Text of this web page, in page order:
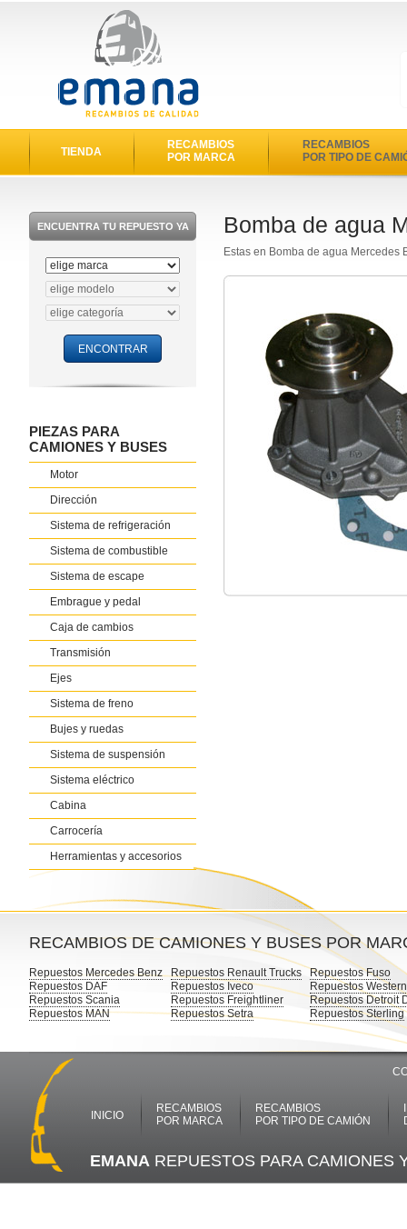
TIENDA
RECAMBIOS
POR MARCA
RECAMBIOS
POR TIPO DE
ENCUENTRA TU REPUESTO YA
PIEZAS PARA
CAMIONES Y BUSES
Motor
Dirección
Sistema de refrigeración
Sistema de combustible
Sistema de escape
Embrague y pedal
Caja de cambios
Transmisión
Ejes
Sistema de freno
Bujes y ruedas
Sistema de suspensión
Sistema eléctrico
Cabina
Carrocería
Herramientas y accesorios
Bomba de agua
Estas en Bomba de agua Mercedes
RECAMBIOS DE CAMIONES Y BUSES POR
Repuestos Mercedes Benz
Repuestos DAF
Repuestos Scania
Repuestos MAN
Repuestos Renault Trucks
Repuestos Iveco
Repuestos Freightliner
Repuestos Setra
Repuestos Fuso
Repuestos
Repuestos Detroit
Repuestos Sterling
INICIO
RECAMBIOS
POR MARCA
RECAMBIOS
POR TIPO DE CAMIÓN
EMANA REPUESTOS PARA CAMIONES